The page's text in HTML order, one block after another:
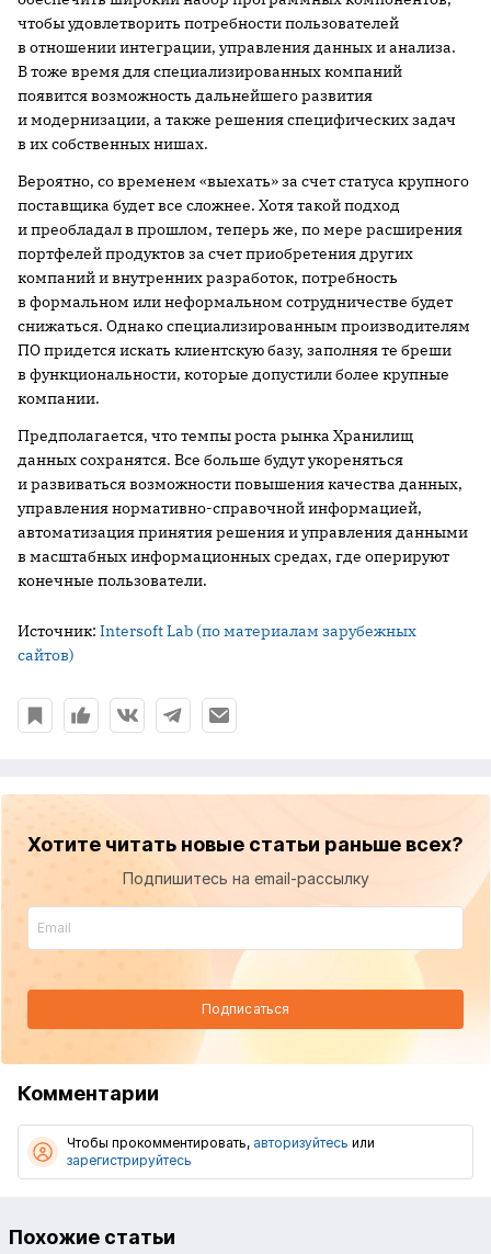
чтобы удовлетворить потребности пользователей
в отношении интеграции, управления данных и анализа.
В тоже время для специализированных компаний
появится возможность дальнейшего развития
и модернизации, а также решения специфических задач
в их собственных нишах.
Вероятно, со временем «выехать» за счет статуса крупного
поставщика будет все сложнее. Хотя такой подход
и преобладал в прошлом, теперь же, по мере расширения
портфелей продуктов за счет приобретения других
компаний и внутренних разработок, потребность
в формальном или неформальном сотрудничестве будет
снижаться. Однако специализированным производителям
ПО придется искать клиентскую базу, заполняя те бреши
в функциональности, которые допустили более крупные
компании.
Предполагается, что темпы роста рынка Хранилищ
данных сохранятся. Все больше будут укореняться
и развиваться возможности повышения качества данных,
управления нормативно-справочной информацией,
автоматизация принятия решения и управления данными
в масштабных информационных средах, где оперируют
конечные пользователи.
Источник: Intersoft Lab (по материалам зарубежных
сайтов)
Хотите читать новые статьи раньше всех?
Подпишитесь на email-рассылку
Подписаться
Комментарии
Чтобы прокомментировать, авторизуйтесь или
зарегистрируйтесь
Похожие статьи